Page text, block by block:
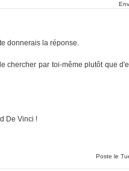
donnerais la réponse.
chercher par toi-même plutôt que
De Vinci !
Poste le